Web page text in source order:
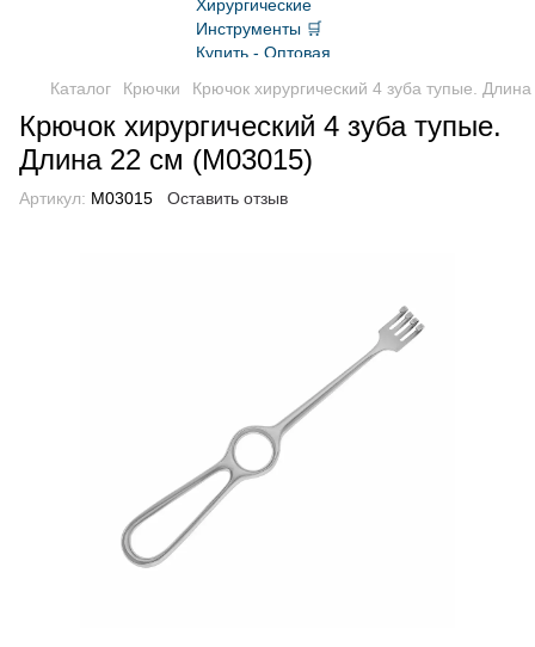
Каталог Крючки Крючок хирургический 4 зуба тупые.
Крючок хирургический 4 зуба тупые.
Длина 22 см (M03015)
Артикул: M03015 Оставить отзыв